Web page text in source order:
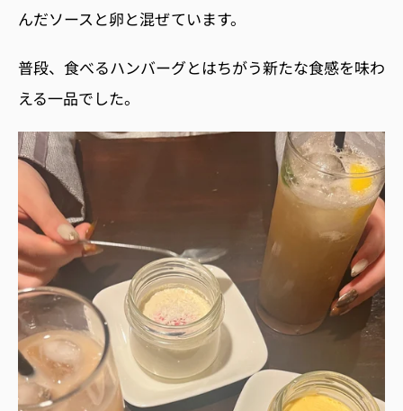
んだソースと卵と混ぜています。
普段、食べるハンバーグとはちがう新たな食感を味わ
える一品で した。